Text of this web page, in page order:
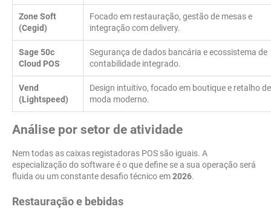
Zone Soft
(Cegid)
Focado em restauração, gestão de mesas e
integração com delivery.
Sage 50c
Cloud POS
Segurança de dados bancária e ecossistema de
contabilidade integrado.
Vend
(Lightspeed)
Design intuitivo, focado em boutique e retalho de
moda moderno.
Análise por setor de atividade
Nem todas as caixas registadoras POS são iguais. A
especialização do software é o que define se a sua operação será
fluida ou um constante desafio técnico em2026.
Restauração e bebidas